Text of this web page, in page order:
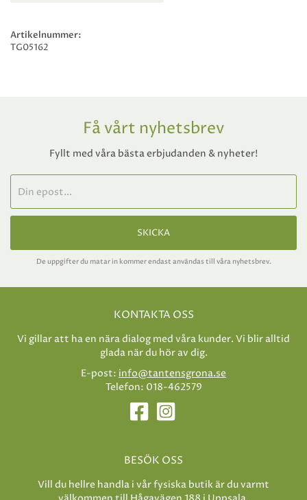
Artikelnummer:
TG05162
Få vårt nyhetsbrev
Fyllt med våra bästa erbjudanden & nyheter!
SKICKA
De uppgifter du matar in kommer endast användas till våra nyhetsbrev.
KONTAKTA OSS
Vi gillar att ha en nära dialog med våra kunder. Vi blir alltid
glada när du hör av dig.
E-post: info@tantensgrona.se
Telefon: 018-462579
BESÖK OSS
Vill du hellre handla i vår fysiska butik är du varmt